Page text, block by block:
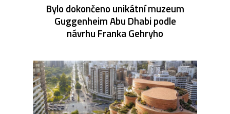
Bylo dokončeno unikátní muzeum
Guggenheim Abu Dhabi podle
návrhu Franka Gehryho